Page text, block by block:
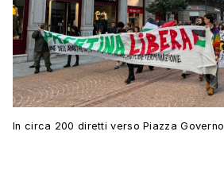
In circa 200 diretti verso Piazza Governo